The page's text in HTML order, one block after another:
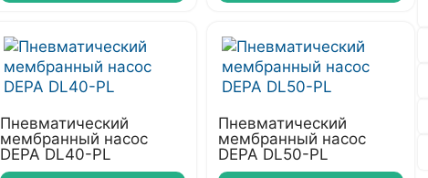
Пневматический
мембранный насос
DEPA DL40-PL
Пневматический
мембранный насос
DEPA DL50-PL